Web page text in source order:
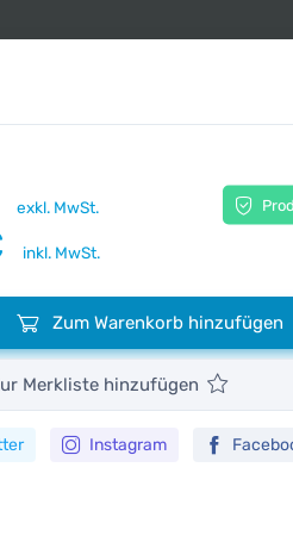
exkl. MwSt.
inkl. MwSt.
Zum Warenkorb hinzufügen
Merkliste hinzufügen
Instagram